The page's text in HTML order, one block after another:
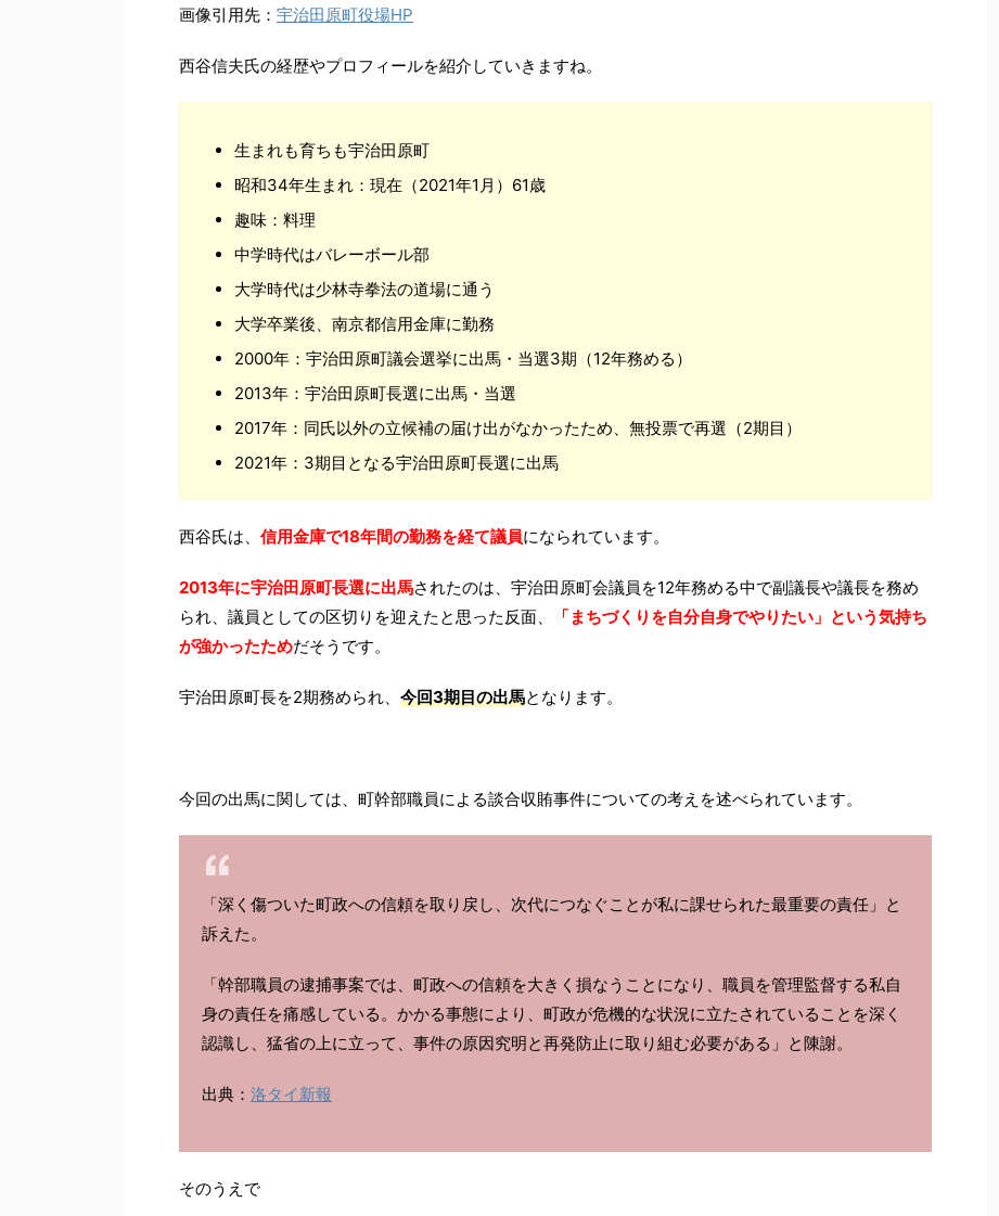
画像引用先： 宇治田原町役場HP
西谷信夫氏の経歴やプロフィールを紹介していきますね。
生まれも育ちも宇治田原町
昭和34年生まれ：現在（2021年1月）61歳
趣味：料理
中学時代はバレーボール部
大学時代は少林寺拳法の道場に通う
大学卒業後、南京都信用金庫に勤務
2000年：宇治田原町議会選挙に出馬・当選3期（12年務める）
2013年：宇治田原町長選に出馬・当選
2017年：同氏以外の立候補の届け出がなかったため、無投票で再選（2期目）
2021年：3期目となる宇治田原町長選に出馬
西谷氏は、 信用金庫で18年間の勤務を経て議員になられています。
2013年に宇治田原町長選に出馬されたのは、宇治田原町会議員を12年務める中で副議長や議長を務め
られ、議員としての区切りを迎えたと思った反面、
「まちづくりを自分自身でやりたい」という気持ち
が強かったためだそうです。
宇治田原町長を2期務められ、 今回3期目の出馬となります。
今回の出馬に関しては、町幹部職員による談合収賄事件についての考えを述べられています。
「深く傷ついた町政への信頼を取り戻し、次代につなぐことが私に課せられた最重要の責任」と
訴えた。
「幹部職員の逮捕事案では、町政への信頼を大きく損なうことになり、職員を管理監督する私自
身の責任を痛感している。かかる事態により、町政が危機的な状況に立たされていることを深く
認識し、猛省の上に立って、事件の原因究明と再発防止に取り組む必要がある」と陳謝。
出典： 洛タイ新報
そのうえで